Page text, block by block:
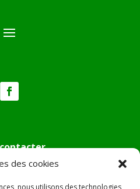
des cookies
nous utilisons des technologies